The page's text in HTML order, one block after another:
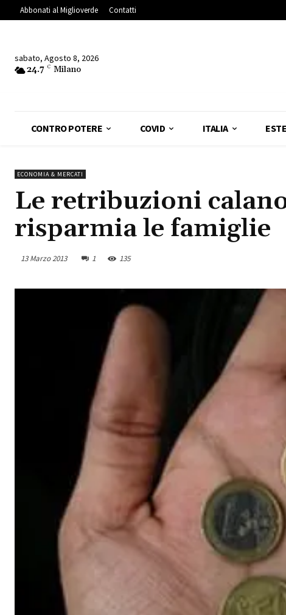
Abbonati al Miglioverde Contatti
sabato, Agosto 8, 2026
24.7 C Milano
CONTRO POTERE COVID ITALIA
ECONOMIA & MERCATI
Le retribuzioni
risparmia le famiglie
13 Marzo 2013 1 135